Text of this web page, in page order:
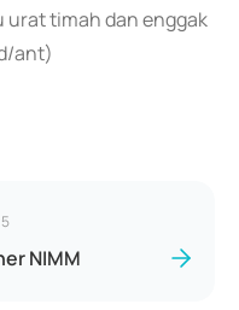
urat timah dan enggak
ant)
NIMM